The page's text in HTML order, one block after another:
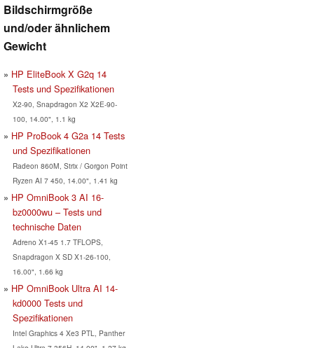
Bildschirmgröße
und/oder ähnlichem
Gewicht
HP EliteBook X G2q 14
Tests und Spezifikationen
X2-90, Snapdragon X2 X2E-90-
100, 14.00", 1.1 kg
HP ProBook 4 G2a 14 Tests
und Spezifikationen
Radeon 860M, Strix / Gorgon Point
Ryzen AI 7 450, 14.00", 1.41 kg
HP OmniBook 3 AI 16-
bz0000wu – Tests und
technische Daten
Adreno X1-45 1.7 TFLOPS,
Snapdragon X SD X1-26-100,
16.00", 1.66 kg
HP OmniBook Ultra AI 14-
kd0000 Tests und
Spezifikationen
Intel Graphics 4 Xe3 PTL, Panther